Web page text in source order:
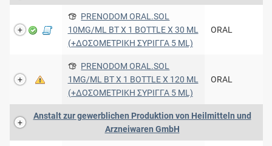
PRENODOM ORAL.SOL
10MG/ML BT X 1 BOTTLE X 30 ML
(+ΔΟΣΟΜΕΤΡΙΚΗ ΣΥΡΙΓΓΑ 5 ML)
ORAL
PRENODOM ORAL.SOL
1MG/ML BT X 1 BOTTLE X 120 ML
(+ΔΟΣΟΜΕΤΡΙΚΗ ΣΥΡΙΓΓΑ 5 ML)
ORAL
Anstalt zur gewerblichen Produktion von Heilmitteln und
Arzneiwaren GmbH